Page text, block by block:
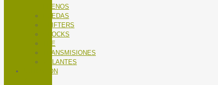
FRENOS
RUEDAS
SHIFTERS
SHOCKS
TEE
TRANSMISIONES
VOLANTES
NUTRICIÓN